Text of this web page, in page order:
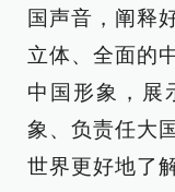
国声音，阐释
立体、全面的
中国形象，展
象、负责任大
世界更好地了